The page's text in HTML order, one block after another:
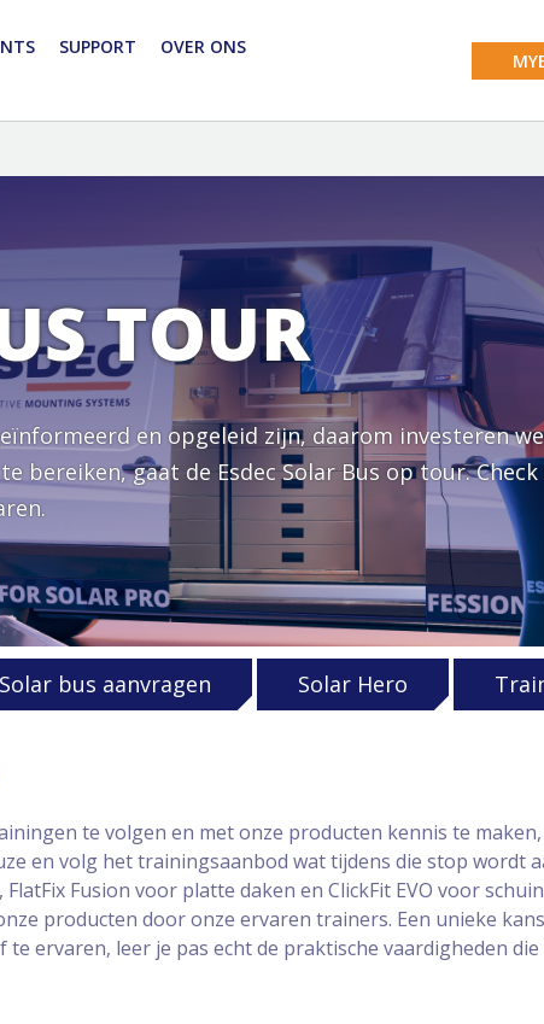
SUPPORT
OVER ONS
TOUR
en opgeleid zijn, daarom investeren
bereiken, gaat de Esdec Solar Bus op tour.
Solar bus aanvragen Solar Hero
te volgen en met onze producten kennis te
en volg het trainingsaanbod wat tijdens die stop wordt
Fusion voor platte daken en ClickFit EVO voor
producten door onze ervaren trainers. Een unieke
ervaren, leer je pas echt de praktische vaardigheden